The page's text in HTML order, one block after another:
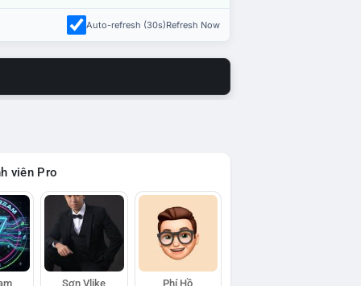
Auto-refresh (30s)Refresh Now
viên Pro
Sơn Vlike Phí Hồ